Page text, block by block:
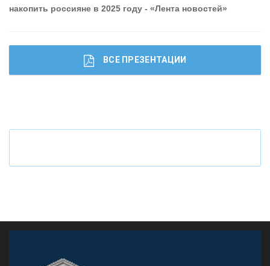
Что будет с наличными деньгами при цифровом
накопить россияне в 2025 году - «Лента новостей»
ВСЕ ПРЕЗЕНТАЦИИ